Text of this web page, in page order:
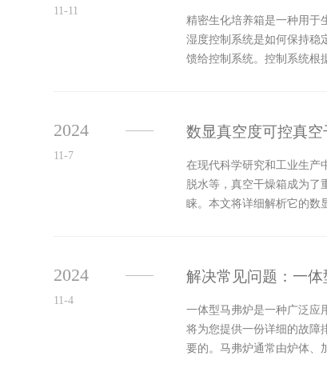
精密生化培养箱是一种用于
湿度控制系统是如何保持稳
馈给控制系统。控制系统根
11-11
数显真空度可控真
在现代科学研究和工业生产
脱水等，真空干燥箱成为
睐。本文将详细解析它的数
2024
11-7
解决常见问题：一
一体型马弗炉是一种广泛应
将为您提供一份详细的故障
要的。马弗炉通常由炉体、
2024
11-4